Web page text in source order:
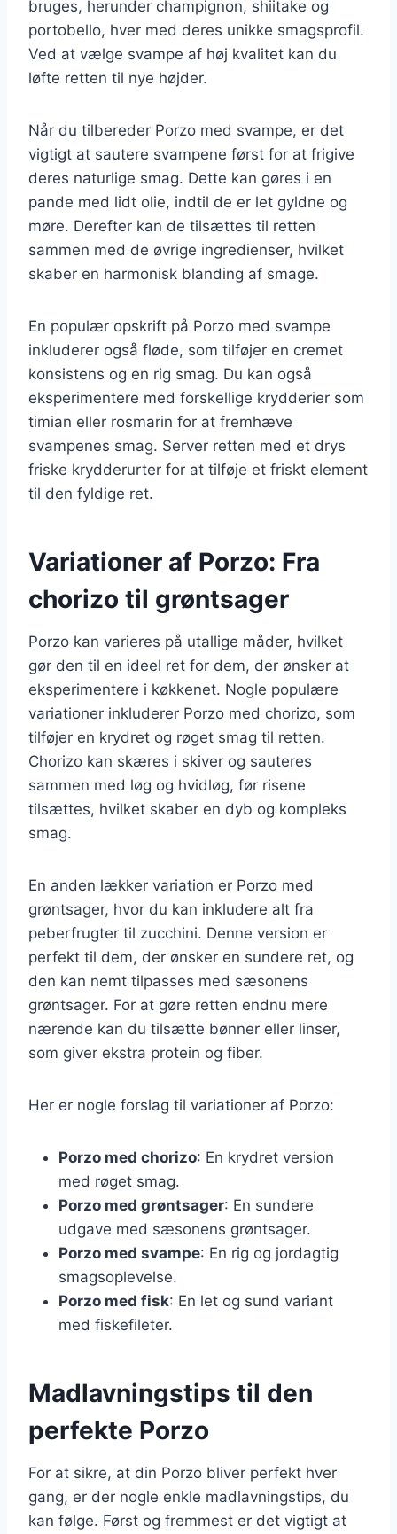
bruges, herunder champignon, shiitake og
portobello, hver med deres unikke smagsprofil.
Ved at vælge svampe af høj kvalitet kan du
løfte retten til nye højder.
Når du tilbereder Porzo med svampe, er det
vigtigt at sautere svampene først for at frigive
deres naturlige smag. Dette kan gøres i en
pande med lidt olie, indtil de er let gyldne og
møre. Derefter kan de tilsættes til retten
sammen med de øvrige ingredienser, hvilket
skaber en harmonisk blanding af smage.
En populær opskrift på Porzo med svampe
inkluderer også fløde, som tilføjer en cremet
konsistens og en rig smag. Du kan også
eksperimentere med forskellige krydderier som
timian eller rosmarin for at fremhæve
svampenes smag. Server retten med et drys
friske krydderurter for at tilføje et friskt element
til den fyldige ret.
Variationer af Porzo: Fra
chorizo til grøntsager
Porzo kan varieres på utallige måder, hvilket
gør den til en ideel ret for dem, der ønsker at
eksperimentere i køkkenet. Nogle populære
variationer inkluderer Porzo med chorizo, som
tilføjer en krydret og røget smag til retten.
Chorizo kan skæres i skiver og sauteres
sammen med løg og hvidløg, før risene
tilsættes, hvilket skaber en dyb og kompleks
smag.
En anden lækker variation er Porzo med
grøntsager, hvor du kan inkludere alt fra
peberfrugter til zucchini. Denne version er
perfekt til dem, der ønsker en sundere ret, og
den kan nemt tilpasses med sæsonens
grøntsager. For at gøre retten endnu mere
nærende kan du tilsætte bønner eller linser,
som giver ekstra protein og fiber.
Her er nogle forslag til variationer af Porzo:
Porzo med chorizo: En krydret version
med røget smag.
Porzo med grøntsager: En sundere
udgave med sæsonens grøntsager.
Porzo med svampe: En rig og jordagtig
smagsoplevelse.
Porzo med fisk: En let og sund variant
med fiskefileter.
Madlavningstips til den
perfekte Porzo
For at sikre, at din Porzo bliver perfekt hver
gang, er der nogle enkle madlavningstips, du
kan følge. Først og fremmest er det vigtigt at